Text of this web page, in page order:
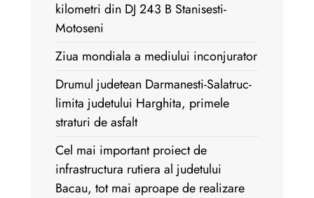
kilometri din DJ 243 B Stanisesti-
Motoseni
Ziua mondiala a mediului inconjurator
Drumul judetean Darmanesti-Salatruc-
limita judetului Harghita, primele
straturi de asfalt
Cel mai important proiect de
infrastructura rutiera al judetului
Bacau, tot mai aproape de realizare